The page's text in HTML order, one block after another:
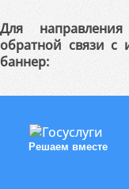
Для
обратной связи с
баннер:
Решаем вместе